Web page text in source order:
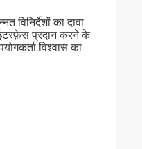
विनिर्देशों का दावा
इंटरफ़ेस प्रदान करने के
विश्वास का